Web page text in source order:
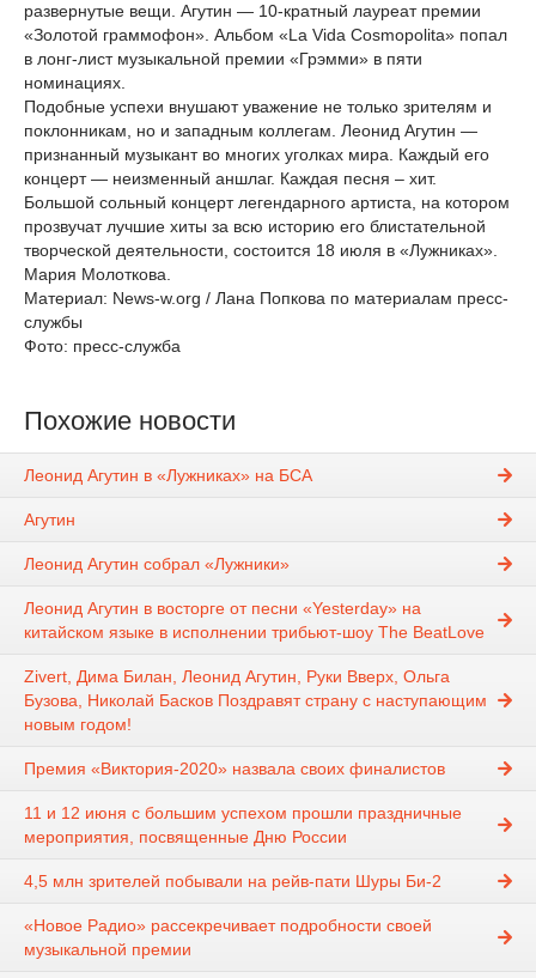
развернутые вещи. Агутин — 10-кратный лауреат премии
«Золотой граммофон». Альбом «La Vida Cosmopolita» попал
в лонг-лист музыкальной премии «Грэмми» в пяти
номинациях.
Подобные успехи внушают уважение не только зрителям и
поклонникам, но и западным коллегам. Леонид Агутин —
признанный музыкант во многих уголках мира. Каждый его
концерт — неизменный аншлаг. Каждая песня – хит.
Большой сольный концерт легендарного артиста, на котором
прозвучат лучшие хиты за всю историю его блистательной
творческой деятельности, состоится 18 июля в «Лужниках».
Мария Молоткова.
Материал: News-w.org / Лана Попкова по материалам пресс-
службы
Фото: пресс-служба
Похожие новости
Леонид Агутин в «Лужниках» на БСА
Агутин
Леонид Агутин собрал «Лужники»
Леонид Агутин в восторге от песни «Yesterday» на
китайском языке в исполнении трибьют-шоу The BeatLove
Zivert, Дима Билан, Леонид Агутин, Руки Вверх, Ольга
Бузова, Николай Басков Поздравят страну с наступающим
новым годом!
Премия «Виктория-2020» назвала своих финалистов
11 и 12 июня с большим успехом прошли праздничные
мероприятия, посвященные Дню России
4,5 млн зрителей побывали на рейв-пати Шуры Би-2
«Новое Радио» рассекречивает подробности своей
музыкальной премии